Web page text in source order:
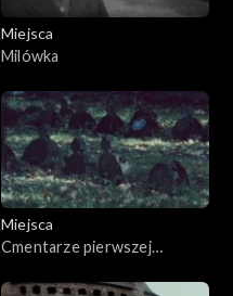
Miejsca
Milówka
Miejsca
Cmentarze pierwszej